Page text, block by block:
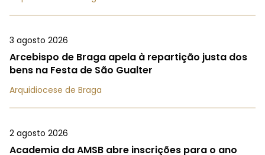
3 agosto 2026
Arcebispo de Braga apela à repartição justa dos
bens na Festa de São Gualter
Arquidiocese de Braga
2 agosto 2026
Academia da AMSB abre inscrições para o ano